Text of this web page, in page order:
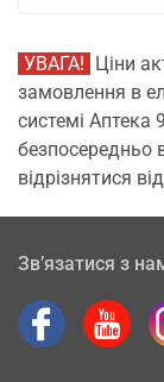
УВАГА! Ціни
замовлення в
системі Аптека
безпосередньо
відрізнятися
Зв’язатися з